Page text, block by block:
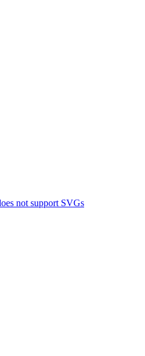
not support SVGs